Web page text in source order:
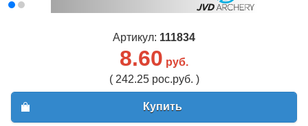
Артикул: 111834
8.60 руб.
( 242.25 рос.руб. )
Купить